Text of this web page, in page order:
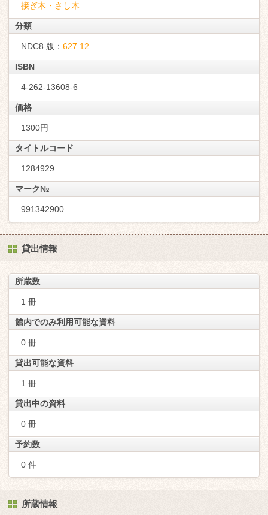
接ぎ木・さし木
分類
NDC8 版： 627.12
ISBN
4-262-13608-6
価格
1300円
タイトルコード
1284929
マーク№
991342900
貸出情報
所蔵数
1 冊
館内でのみ利用可能な資料
0 冊
貸出可能な資料
1 冊
貸出中の資料
0 冊
予約数
0 件
所蔵情報